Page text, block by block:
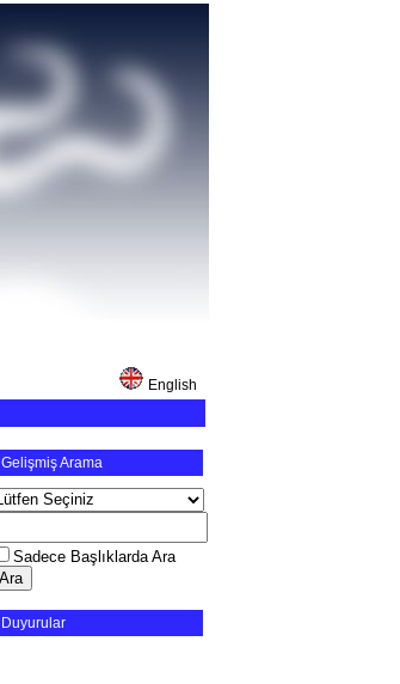
English
Gelişmiş Arama
Sadece Başlıklarda Ara
Duyurular